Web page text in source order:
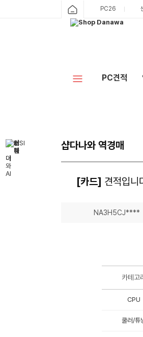
PC26
PC견적
샵다나와 역경매
[카드] 견적입니
NA3H5CJ****
카테고
CPU
쿨러/튜